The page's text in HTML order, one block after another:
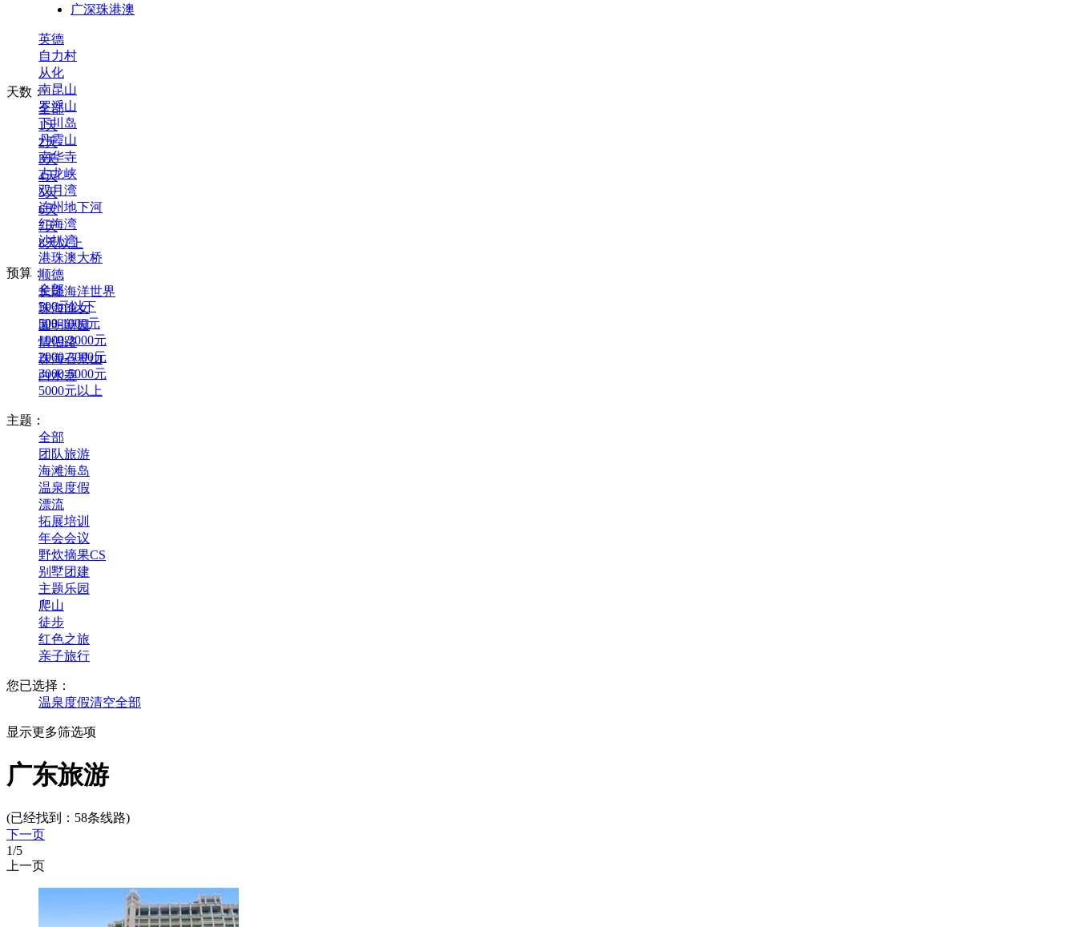
广深珠港澳
英德
自力村
从化
南昆山
罗浮山
下川岛
丹霞山
南华寺
古龙峡
双月湾
连州地下河
红海湾
沙扒湾
港珠澳大桥
顺德
长隆海洋世界
珠海渔女
圆明新园
情侣路
珠海石景山
白水寨
天数：
全部
1天
2天
3天
4天
5天
6天
7天
8天以上
预算：
全部
500元以下
500-1000元
1000-2000元
2000-3000元
3000-5000元
5000元以上
主题：
全部
团队旅游
海滩海岛
温泉度假
漂流
拓展培训
年会会议
野炊摘果CS
别墅团建
主题乐园
爬山
徒步
红色之旅
亲子旅行
您已选择：
温泉度假清空全部
显示更多筛选项
广东旅游
(已经找到： 58条线路)
下一页
1/5
上一页